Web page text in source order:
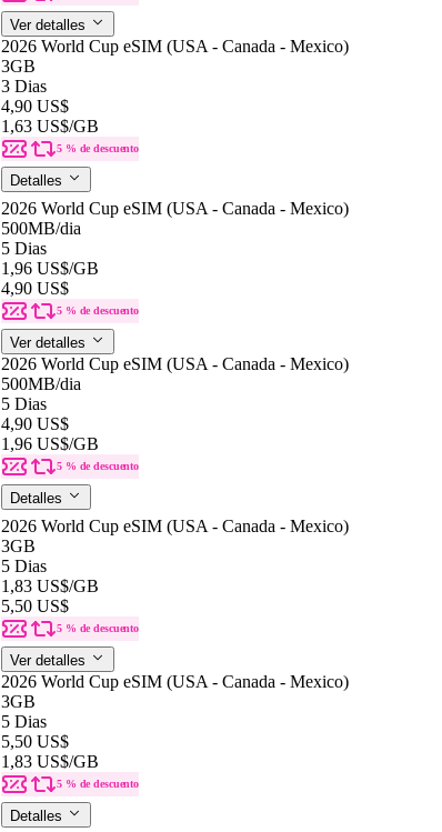
Ver detalles
2026 World Cup eSIM (USA - Canada - Mexico)
3GB
3 Dias
4,90 US$
1,63 US$/GB
5 % de descuento
Detalles
2026 World Cup eSIM (USA - Canada - Mexico)
500MB/dia
5 Dias
1,96 US$/GB
4,90 US$
5 % de descuento
Ver detalles
2026 World Cup eSIM (USA - Canada - Mexico)
500MB/dia
5 Dias
4,90 US$
1,96 US$/GB
5 % de descuento
Detalles
2026 World Cup eSIM (USA - Canada - Mexico)
3GB
5 Dias
1,83 US$/GB
5,50 US$
5 % de descuento
Ver detalles
2026 World Cup eSIM (USA - Canada - Mexico)
3GB
5 Dias
5,50 US$
1,83 US$/GB
5 % de descuento
Detalles